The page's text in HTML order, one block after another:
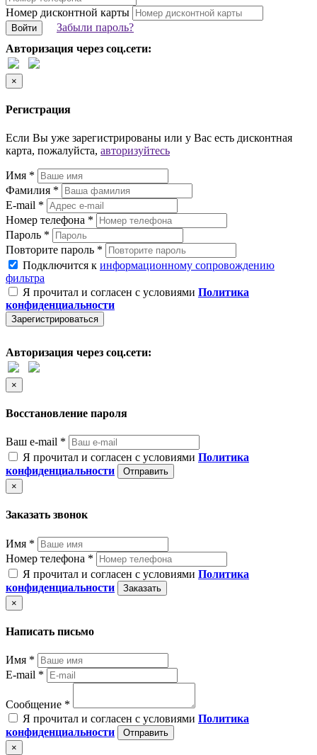
Номер дисконтной карты
Войти
Забыли пароль?
Авторизация через соц.сети:
×
Регистрация
Если Вы уже зарегистрированы или у Вас есть дисконтная
карта, пожалуйста, авторизуйтесь
Имя *
Фамилия *
E-mail *
Номер телефона *
Пароль *
Повторите пароль *
Подключится к информационному сопровождению
фильтра
Я прочитал и согласен с условиями Политика
конфиденциальности
Зарегистрироваться
Авторизация через соц.сети:
×
Восстановление пароля
Ваш e-mail *
Я прочитал и согласен с условиями Политика
конфиденциальности
Отправить
×
Заказать звонок
Имя *
Номер телефона *
Я прочитал и согласен с условиями Политика
конфиденциальности
Заказать
×
Написать письмо
Имя *
E-mail *
Сообщение *
Я прочитал и согласен с условиями Политика
конфиденциальности
Отправить
×